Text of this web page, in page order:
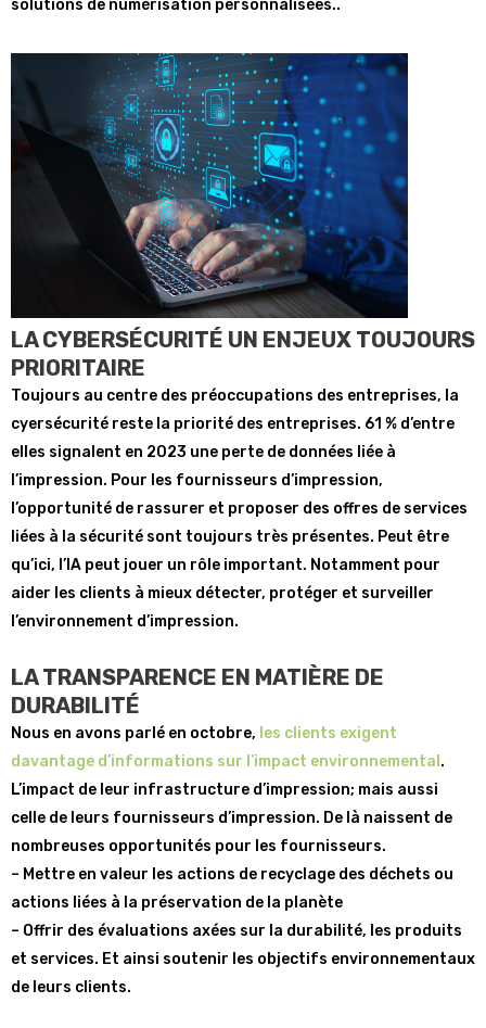
solutions de numérisation personnalisées..
LA CYBERSÉCURITÉ UN ENJEUX TOUJOURS
PRIORITAIRE
Toujours au centre des préoccupations des entreprises, la
cyersécurité reste la priorité des entreprises. 61 % d’entre
elles signalent en 2023 une perte de données liée à
l’impression. Pour les fournisseurs d’impression,
l’opportunité de rassurer et proposer des offres de services
liées à la sécurité sont toujours très présentes. Peut être
qu’ici, l’IA peut jouer un rôle important. Notamment pour
aider les clients à mieux détecter, protéger et surveiller
l’environnement d’impression.
LA TRANSPARENCE EN MATIÈRE DE
DURABILITÉ
Nous en avons parlé en octobre, les clients exigent
davantage d’informations sur l’impact environnemental .
L’impact de leur infrastructure d’impression; mais aussi
celle de leurs fournisseurs d’impression. De là naissent de
nombreuses opportunités pour les fournisseurs.
– Mettre en valeur les actions de recyclage des déchets ou
actions liées à la préservation de la planète
– Offrir des évaluations axées sur la durabilité, les produits
et services. Et ainsi soutenir les objectifs environnementaux
de leurs clients.